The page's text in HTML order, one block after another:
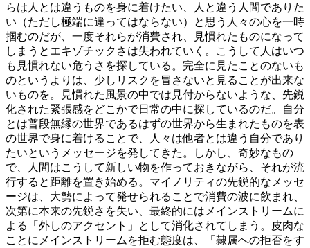
らは人とは違うものを身に着けたい、人と違う人間でありた
い（ただし極端に違ってはならない）と思う人々の心を一時
掴むのだが、一度それらが消費され、見慣れたものになって
しまうとエキゾチックさは失われていく。こうして人はいつ
も見慣れない危うさを探している。完全に見たことのないも
のというよりは、少しリスクを冒さないと見ることが出来な
いものを。見慣れた風景の中では見付からないような、先鋭
化された緊張感をどこかで日常の中に探しているのだ。自分
とは普段無縁の世界であるはずの世界から生まれたものを表
の世界で身に着けることで、人々は他者とは違う自分であり
たいというメッセージを発してきた。しかし、奇妙なもの
で、人間はこうして新しい物を作っておきながら、それが流
行すると距離を置き始める。マイノリティの先鋭的なメッセ
ージは、大勢によって発せられることで消費の波に飲まれ、
次第に本来の先鋭さを失い、最終的にはメインストリームに
よる「外しのアクセント」として消化されてしまう。皮肉な
ことにメインストリームを拒む態度は、「隷属への拒否をす